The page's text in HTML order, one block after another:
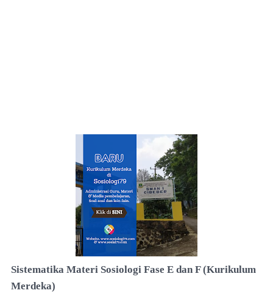
Sistematika Materi Sosiologi Fase E dan F (Kurikulum
Merdeka)